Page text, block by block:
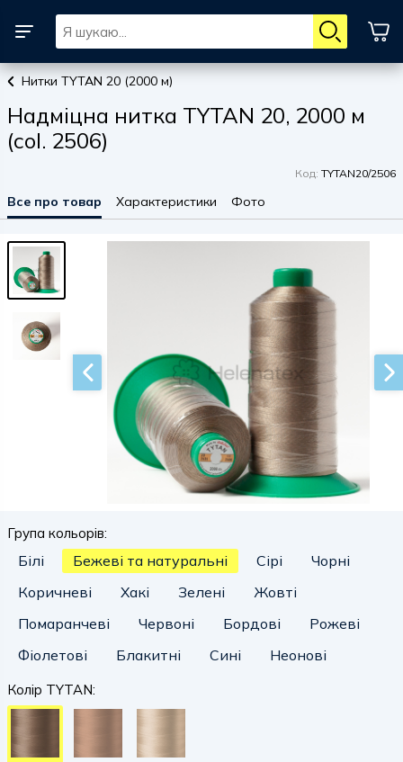
Нитки TYTAN 20 (2000 м)
Надміцна нитка TYTAN 20, 2000 м
(col. 2506)
Код: TYTAN20/2506
Все про товар Характеристики Фото
Група кольорів:
Білі Бежеві та натуральні Сірі
Чорні
Коричневі
Хакі Зелені
Жовті
Помаранчеві
Червоні Бордові
Рожеві
Фіолетові
Блакитні Сині Неонові
Колір TYTAN: